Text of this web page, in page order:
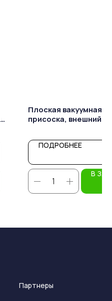
Плоская вакуумная
присоска, внешний
ПОДРОБНЕЕ
В
Партнеры